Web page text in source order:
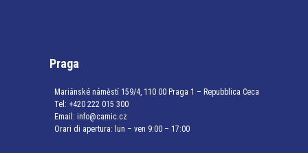
Praga
Mariánské náměstí 159/4, 110 00 Praga 1 – Repubblica Ceca
Tel: +420 222 015 300
Email: info@camic.cz
Orari di apertura: lun – ven 9:00 – 17:00